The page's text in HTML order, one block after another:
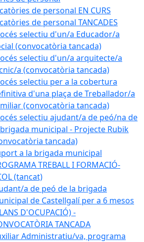
de personal EN CURS
de personal TANCADES
selectiu d'un/a Educador/a
(convocatòria tancada)
selectiu d'un/a arquitecte/a
a (convocatòria tancada)
selectiu per a la cobertura
d'una plaça de Treballador/a
(convocatòria tancada)
selectiu ajudant/a de peó/na de
municipal - Projecte Rubik
tancada)
a la brigada municipal
TREBALL I FORMACIÓ-
(tancat)
a de peó de la brigada
de Castellgalí per a 6 mesos
D'OCUPACIÓ) -
TANCADA
Administratiu/va, programa